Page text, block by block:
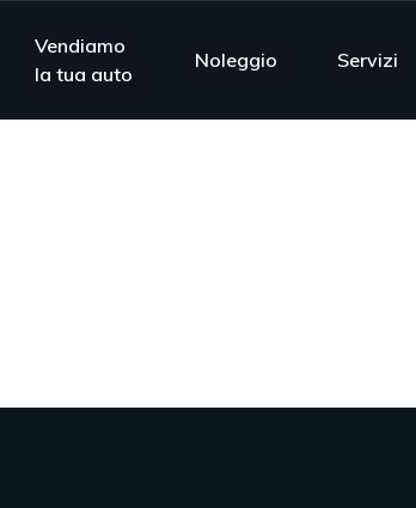
Vendiamo
la tua auto
Noleggio Servizi